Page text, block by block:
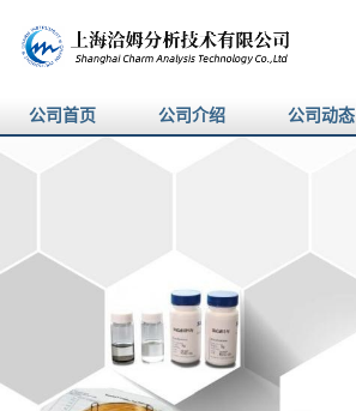
公司首页 公司介绍 公司动态